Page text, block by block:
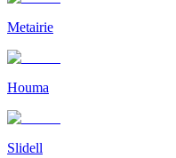
Metairie
Houma
Slidell